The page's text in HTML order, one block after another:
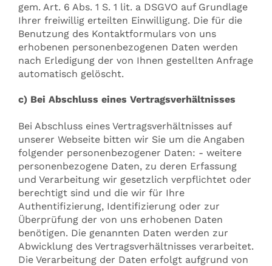
gem. Art. 6 Abs. 1 S. 1 lit. a DSGVO auf Grundlage
Ihrer freiwillig erteilten Einwilligung. Die für die
Benutzung des Kontaktformulars von uns
erhobenen personenbezogenen Daten werden
nach Erledigung der von Ihnen gestellten Anfrage
automatisch gelöscht.
c) Bei Abschluss eines Vertragsverhältnisses
Bei Abschluss eines Vertragsverhältnisses auf
unserer Webseite bitten wir Sie um die Angaben
folgender personenbezogener Daten: - weitere
personenbezogene Daten, zu deren Erfassung
und Verarbeitung wir gesetzlich verpflichtet oder
berechtigt sind und die wir für Ihre
Authentifizierung, Identifizierung oder zur
Überprüfung der von uns erhobenen Daten
benötigen. Die genannten Daten werden zur
Abwicklung des Vertragsverhältnisses verarbeitet.
Die Verarbeitung der Daten erfolgt aufgrund von